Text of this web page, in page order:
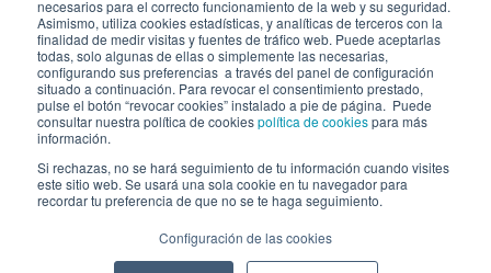
necesarios para el correcto funcionamiento de la web y su seguridad.
Asimismo, utiliza cookies estadísticas, y analíticas de terceros con la
finalidad de medir visitas y fuentes de tráfico web. Puede aceptarlas
todas, solo algunas de ellas o simplemente las necesarias,
configurando sus preferencias a través del panel de configuración
situado a continuación. Para revocar el consentimiento prestado,
pulse el botón “revocar cookies” instalado a pie de página. Puede
consultar nuestra política de cookiespolítica de cookiespara más
información.
Si rechazas, no se hará seguimiento de tu información cuando visites
este sitio web. Se usará una sola cookie en tu navegador para
recordar tu preferencia de que no se te haga seguimiento.
Configuración de las cookies
Conoce nuestro blog
ACCESOS
Plan CRM
Intranet